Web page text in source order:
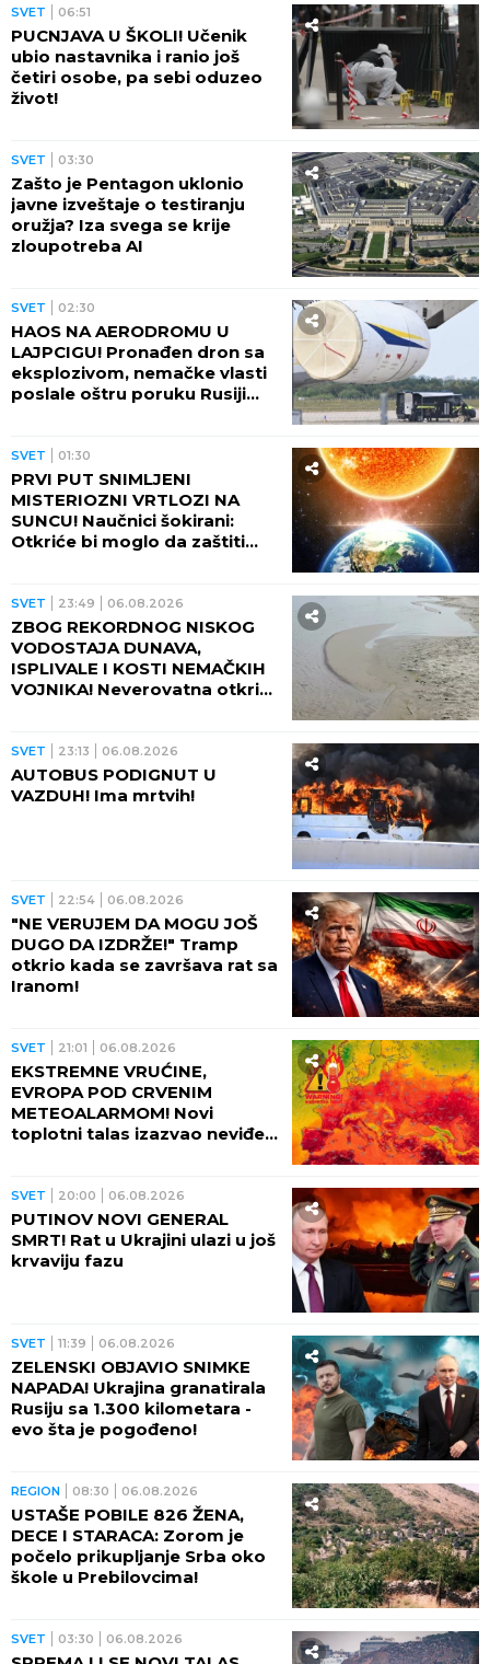
SVET 06:51
PUCNJAVA U ŠKOLI! Učenik
ubio nastavnika i ranio još
četiri osobe, pa sebi oduzeo
život!
SVET 03:30
Zašto je Pentagon uklonio
javne izveštaje o testiranju
oružja? Iza svega se krije
zloupotreba AI
SVET 02:30
HAOS NA AERODROMU U
LAJPCIGU! Pronađen dron sa
eksplozivom, nemačke vlasti
poslale oštru poruku Rusiji
SVET 01:30
PRVI PUT SNIMLJENI
MISTERIOZNI VRTLOZI NA
SUNCU! Naučnici šokirani:
Otkriće bi moglo da zaštiti
SVET 23:49 06.08.2026
ZBOG REKORDNOG NISKOG
VODOSTAJA DUNAVA,
ISPLIVALE I KOSTI NEMAČKIH
VOJNIKA! Neverovatna otkrića
SVET 23:13 06.08.2026
AUTOBUS PODIGNUT U
VAZDUH! Ima mrtvih!
SVET 22:54 06.08.2026
"NE VERUJEM DA MOGU JOŠ
DUGO DA IZDRŽE!" Tramp
otkrio kada se završava rat sa
Iranom!
SVET 21:01 06.08.2026
EKSTREMNE VRUĆINE,
EVROPA POD CRVENIM
METEOALARMOM! Novi
toplotni talas izazvao neviđeni
SVET 20:00 06.08.2026
PUTINOV NOVI GENERAL
SMRT! Rat u Ukrajini ulazi u još
krvaviju fazu
SVET 11:39 06.08.2026
ZELENSKI OBJAVIO SNIMKE
NAPADA! Ukrajina granatirala
Rusiju sa 1.300 kilometara -
evo šta je pogođeno!
REGION 08:30 06.08.2026
USTAŠE POBILE 826 ŽENA,
DECE I STARACA: Zorom je
počelo prikupljanje Srba oko
škole u Prebilovcima!
SVET 03:30 06.08.2026